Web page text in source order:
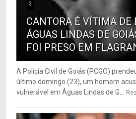
3
CANTORA É VÍTIMA DE
ÁGUAS LINDAS DE
FOI PRESO EM
A Polícia Civil de Goiás (PCGO)
último domingo (23), um homem
vulnerável em Águas Lindas de G...